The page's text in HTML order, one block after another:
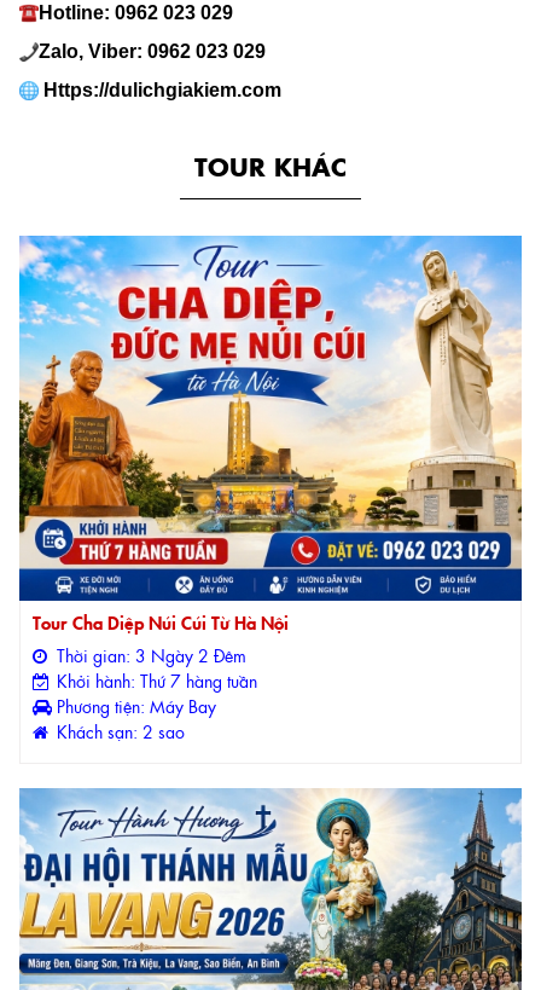
Hotline: 0962 023 029
Zalo, Viber: 0962 023 029
Https://dulichgiakiem.com
TOUR KHÁC
Tour Cha Diệp Núi Cúi Từ Hà Nội
Thời gian: 3 Ngày 2 Đêm
Khởi hành: Thứ 7 hàng tuần
Phương tiện: Máy Bay
Khách sạn: 2 sao